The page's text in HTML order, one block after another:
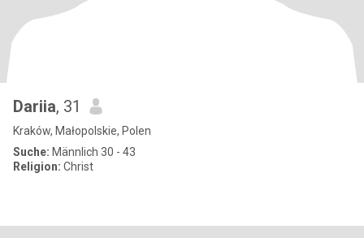
Dariia, 31
Kraków, Małopolskie, Polen
Suche: Männlich 30 - 43
Religion: Christ